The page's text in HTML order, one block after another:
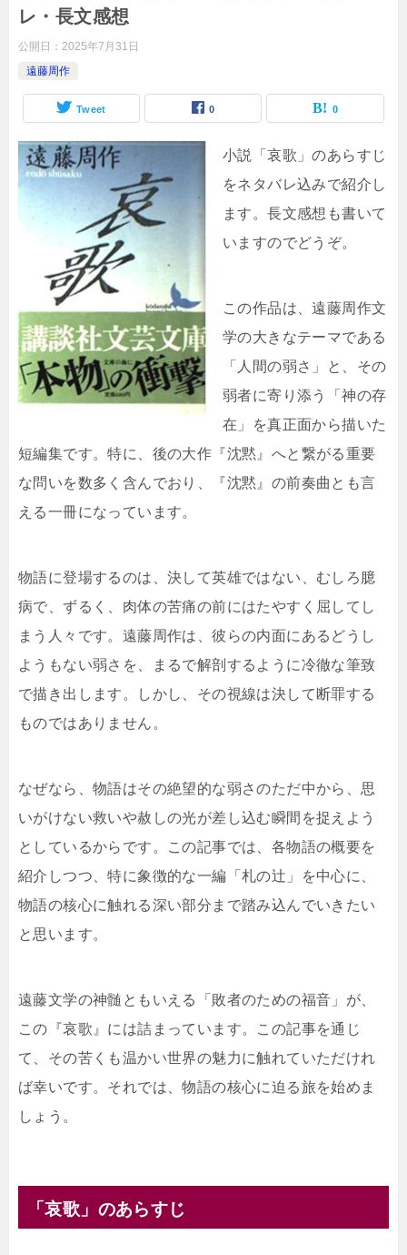
レ・長文感想
公開日： 2025年7月31日
遠藤周作
Tweet 0 0
小説「哀歌」のあらすじ
をネタバレ込みで紹介し
ます。長文感想も書いて
いますのでどうぞ。
この作品は、遠藤周作文
学の大きなテーマである
「人間の弱さ」と、その
弱者に寄り添う「神の存
在」を真正面から描いた
短編集です。特に、後の大作『沈黙』へと繋がる重要
な問いを数多く含んでおり、『沈黙』の前奏曲とも言
える一冊になっています。
物語に登場するのは、決して英雄ではない、むしろ臆
病で、ずるく、肉体の苦痛の前にはたやすく屈してし
まう人々です。遠藤周作は、彼らの内面にあるどうし
ようもない弱さを、まるで解剖するように冷徹な筆致
で描き出します。しかし、その視線は決して断罪する
ものではありません。
なぜなら、物語はその絶望的な弱さのただ中から、思
いがけない救いや赦しの光が差し込む瞬間を捉えよう
としているからです。この記事では、各物語の概要を
紹介しつつ、特に象徴的な一編「札の辻」を中心に、
物語の核心に触れる深い部分まで踏み込んでいきたい
と思います。
遠藤文学の神髄ともいえる「敗者のための福音」が、
この『哀歌』には詰まっています。この記事を通じ
て、その苦くも温かい世界の魅力に触れていただけれ
ば幸いです。それでは、物語の核心に迫る旅を始めま
しょう。
「哀歌」のあらすじ